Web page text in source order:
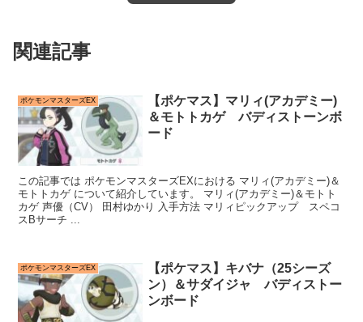
関連記事
ポケモンマスターズEX
【ポケマス】マリィ(アカデミー)
＆モトトカゲ バディストーンボ
ード
この記事では ポケモンマスターズEXにおける マリィ(アカデミー)＆
モトトカゲ について紹介しています。 マリィ(アカデミー)＆モトト
カゲ 声優（CV） 田村ゆかり 入手方法 マリィピックアップ スペコ
スBサーチ ...
ポケモンマスターズEX
【ポケマス】キバナ（25シーズ
ン）＆サダイジャ バディストー
ンボード